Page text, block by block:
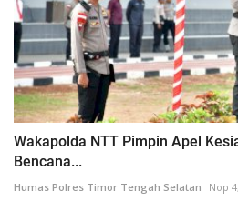
Wakapolda NTT Pimpin Apel
Bencana...
Humas Polres Timor Tengah Selatan Nop